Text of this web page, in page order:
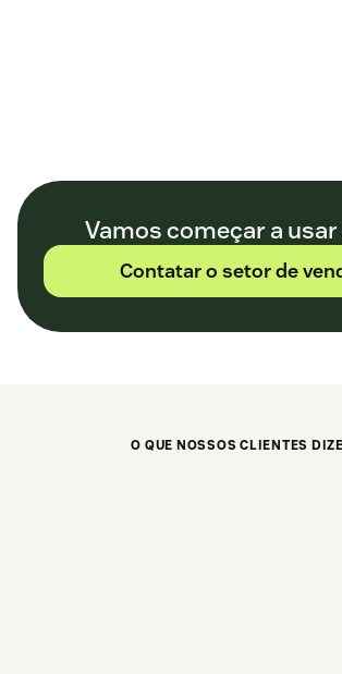
Vamos começar a usar
Contatar o setor de
O QUE NOSSOS CLIENTES